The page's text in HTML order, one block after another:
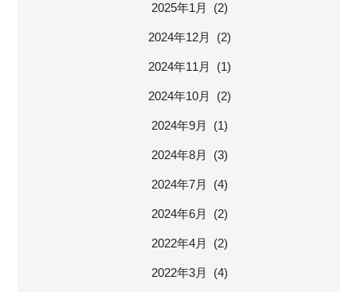
2025年1月 (2)
2024年12月 (2)
2024年11月 (1)
2024年10月 (2)
2024年9月 (1)
2024年8月 (3)
2024年7月 (4)
2024年6月 (2)
2022年4月 (2)
2022年3月 (4)